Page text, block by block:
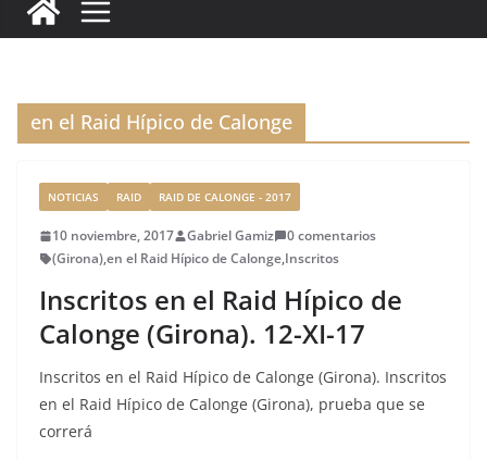
e
o
o
k
te l e
n
l re p
ir
en el Raid Hípico de Calonge
NOTICIAS RAID RAID DE CALONGE - 2017
10 noviembre, 2017 Gabriel Gamiz
0 comentarios
(Girona),en el Raid Hípico de Calonge,Inscritos
Inscritos en el Raid Hípico de
Calonge (Girona). 12-XI-17
Inscritos en el Raid Hípico de Calonge (Girona). Inscritos
en el Raid Hípico de Calonge (Girona), prueba que se
correrá